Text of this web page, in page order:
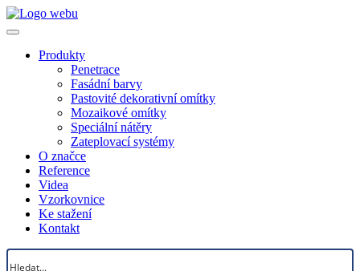
Produkty
Penetrace
Fasádní barvy
Pastovité dekorativní omítky
Mozaikové omítky
Speciální nátěry
Zateplovací systémy
O značce
Reference
Videa
Vzorkovnice
Ke stažení
Kontakt